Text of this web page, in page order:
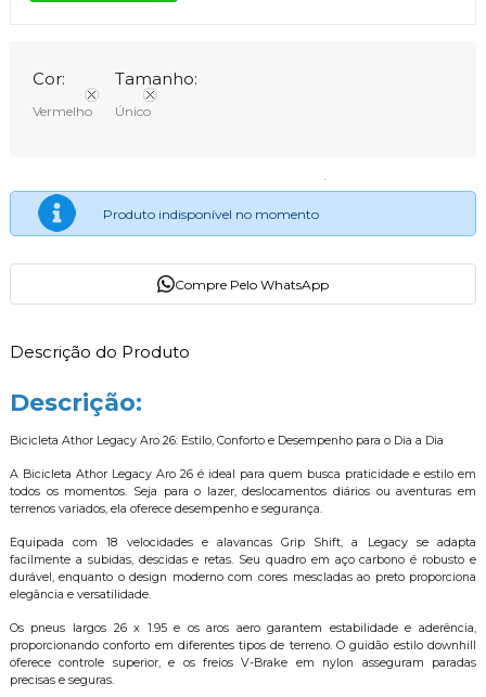
Cor:
Vermelho
Tamanho:
Único
Produto indisponível no momento
Compre Pelo WhatsApp
Descrição do Produto
Descrição:
Bicicleta Athor Legacy Aro 26: Estilo, Conforto e Desempenho para o Dia a Dia
A Bicicleta Athor Legacy Aro 26 é ideal para quem busca praticidade e estilo em
todos os momentos. Seja para o lazer, deslocamentos diários ou aventuras em
terrenos variados, ela oferece desempenho e segurança.
Equipada com 18 velocidades e alavancas Grip Shift, a Legacy se adapta
facilmente a subidas, descidas e retas. Seu quadro em aço carbono é robusto e
durável, enquanto o design moderno com cores mescladas ao preto proporciona
elegância e versatilidade.
Os pneus largos 26 x 1.95 e os aros aero garantem estabilidade e aderência,
proporcionando conforto em diferentes tipos de terreno. O guidão estilo downhill
oferece controle superior, e os freios V-Brake em nylon asseguram paradas
precisas e seguras.